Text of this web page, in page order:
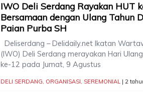
IWO Deli Serdang Rayakan HUT
Bersamaan dengan Ulang Tahun
Paian Purba SH
Deliserdang – Delidaily.net Ikatan
(IWO) Deli Serdang merayakan Hari
ke-12 pada Jumat, 9 Agustus
DELI SERDANG, ORGANISASI, SEREMONIAL | 2